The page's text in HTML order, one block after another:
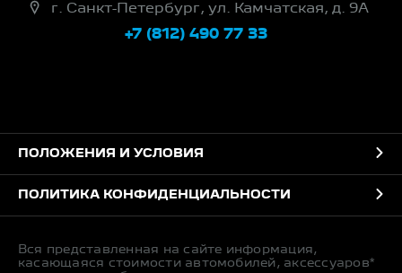
г. Санкт-Петербург, ул. Камчатская, д. 9А
+7 (812) 490 77 33
ПОЛОЖЕНИЯ И УСЛОВИЯ
ПОЛИТИКА КОНФИДЕНЦИАЛЬНОСТИ
Вся представленная на сайте информация,
касающаяся стоимости автомобилей, аксессуаров*